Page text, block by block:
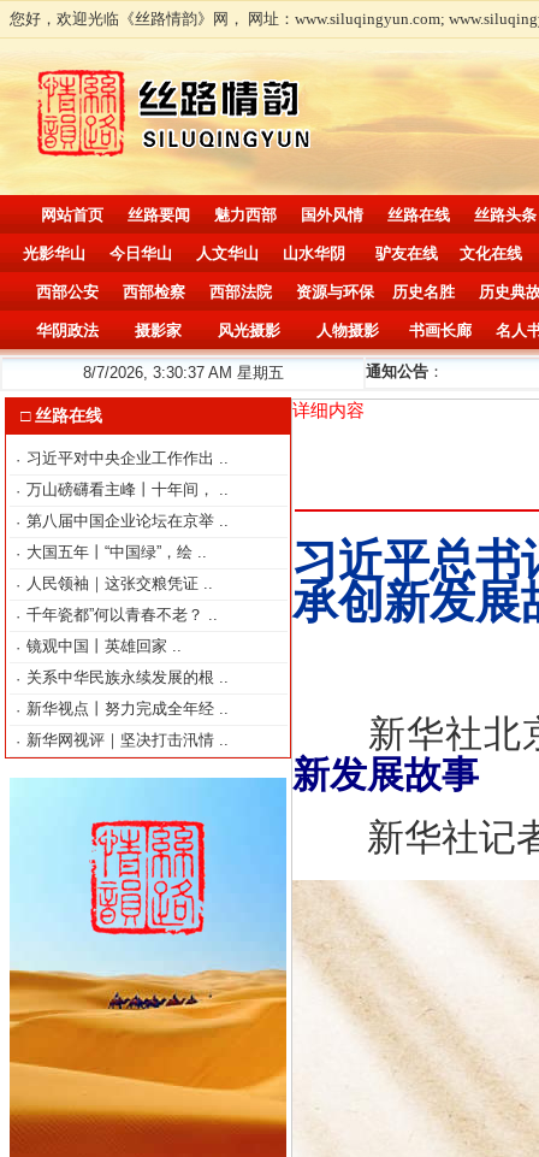
您好，欢迎光临《丝路情韵》网， 网址：www.siluqingyun.com;
网站首页 丝路要闻 魅力西部 国外风情 丝路在线 丝路头条
光影华山 今日华山 人文华山 山水华阴 驴友在线 文化在线
西部公安 西部检察 西部法院 资源与环保 历史名胜 历史典
华阴政法 摄影家 风光摄影 人物摄影 书画长廊 名人
8/7/2026, 3:30:38 AM 星期五 通知公告 ：
□ 丝路在线
· 习近平对中央企业工作作出 ..
· 万山磅礴看主峰丨十年间， ..
· 第八届中国企业论坛在京举 ..
· 大国五年丨“中国绿”，绘 ..
· 人民领袖｜这张交粮凭证 ..
· 千年瓷都”何以青春不老？ ..
· 镜观中国丨英雄回家 ..
· 关系中华民族永续发展的根 ..
· 新华视点丨努力完成全年经 ..
· 新华网视评｜坚决打击汛情 ..
详细内容
习近平总
承创新发展
新华社北
新发展故事
新华社记